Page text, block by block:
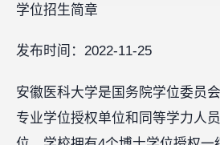
学位招生简章
发布时间：2022-11-25
安徽医科大学是国务院学位委员
专业学位授权单位和同等学力人